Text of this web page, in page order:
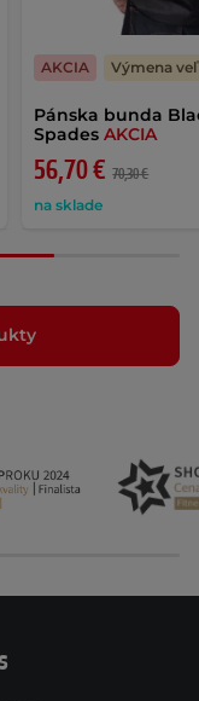
Pánska bunda
SpadesAKCIA
56,70 € 70,30 €
na sklade
AKCIA Výmena